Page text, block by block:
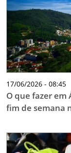
17/06/2026 - 08:45
O que fazer em
fim de semana